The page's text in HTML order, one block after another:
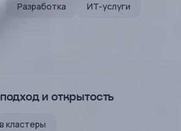
Разработка ИТ-услуги
и открытость
кластеры